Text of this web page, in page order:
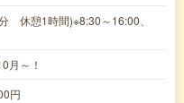
休憩1時間)※8:30～16:00、
月～！
円